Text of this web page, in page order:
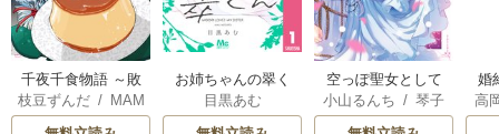
千夜千食物語 ～敗
国の姫ですが氷の
皇子殿下がどうも
枝豆ずんだ/ MAM
AKOTO
/ 鴉羽凛燈
お姉ちゃんの翠く
ん
目黒あむ
空っぽ聖女として
捨てられたはず
が、嫁ぎ先の皇帝
小山るんち /琴子
婚
っ
高